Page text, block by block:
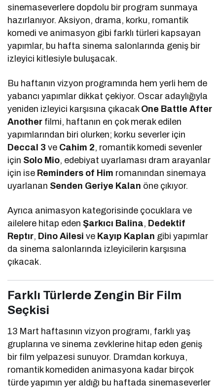
sinemaseverlere dopdolu bir program sunmaya
hazırlanıyor. Aksiyon, drama, korku, romantik
komedi ve animasyon gibi farklı türleri kapsayan
yapımlar, bu hafta sinema salonlarında geniş bir
izleyici kitlesiyle buluşacak.
Bu haftanın vizyon programında hem yerli hem de
yabancı yapımlar dikkat çekiyor. Oscar adaylığıyla
yeniden izleyici karşısına çıkacak One Battle After
Another filmi, haftanın en çok merak edilen
yapımlarından biri olurken; korku severler için
Deccal 3 ve Cahim 2, romantik komedi sevenler
için Solo Mio, edebiyat uyarlaması dram arayanlar
için ise Reminders of Him romanından sinemaya
uyarlanan Senden Geriye Kalan öne çıkıyor.
Ayrıca animasyon kategorisinde çocuklara ve
ailelere hitap edenŞarkıcı Balina, Dedektif
Reptır, Dino Ailesi ve Kayıp Kaplan gibi yapımlar
da sinema salonlarında izleyicilerin karşısına
çıkacak.
Farklı Türlerde Zengin Bir Film
Seçkisi
13 Mart haftasının vizyon programı, farklı yaş
gruplarına ve sinema zevklerine hitap eden geniş
bir film yelpazesi sunuyor. Dramdan korkuya,
romantik komediden animasyona kadar birçok
türde yapımın yer aldığı bu haftada sinemaseverler